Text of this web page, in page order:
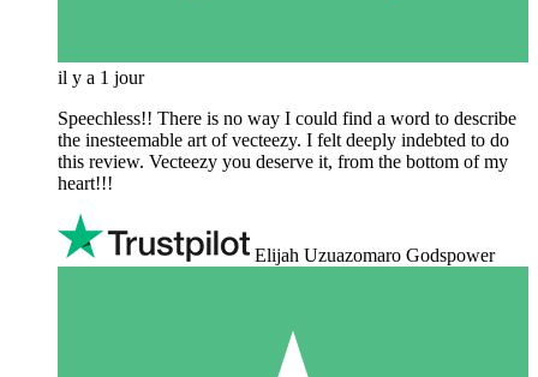
il y a 1 jour
Speechless!! There is no way I could find a word to describe
the inesteemable art of vecteezy. I felt deeply indebted to do
this review. Vecteezy you deserve it, from the bottom of my
heart!!!
Elijah Uzuazomaro Godspower